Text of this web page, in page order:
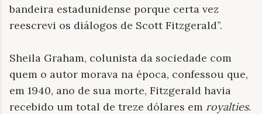
bandeira estadunidense porque certa vez
reescrevi os diálogos de Scott Fitzgerald”.
Sheila Graham, colunista da sociedade com
quem o autor morava na época, confessou que,
em 1940, ano de sua morte, Fitzgerald havia
recebido um total de treze dólares em royalties.